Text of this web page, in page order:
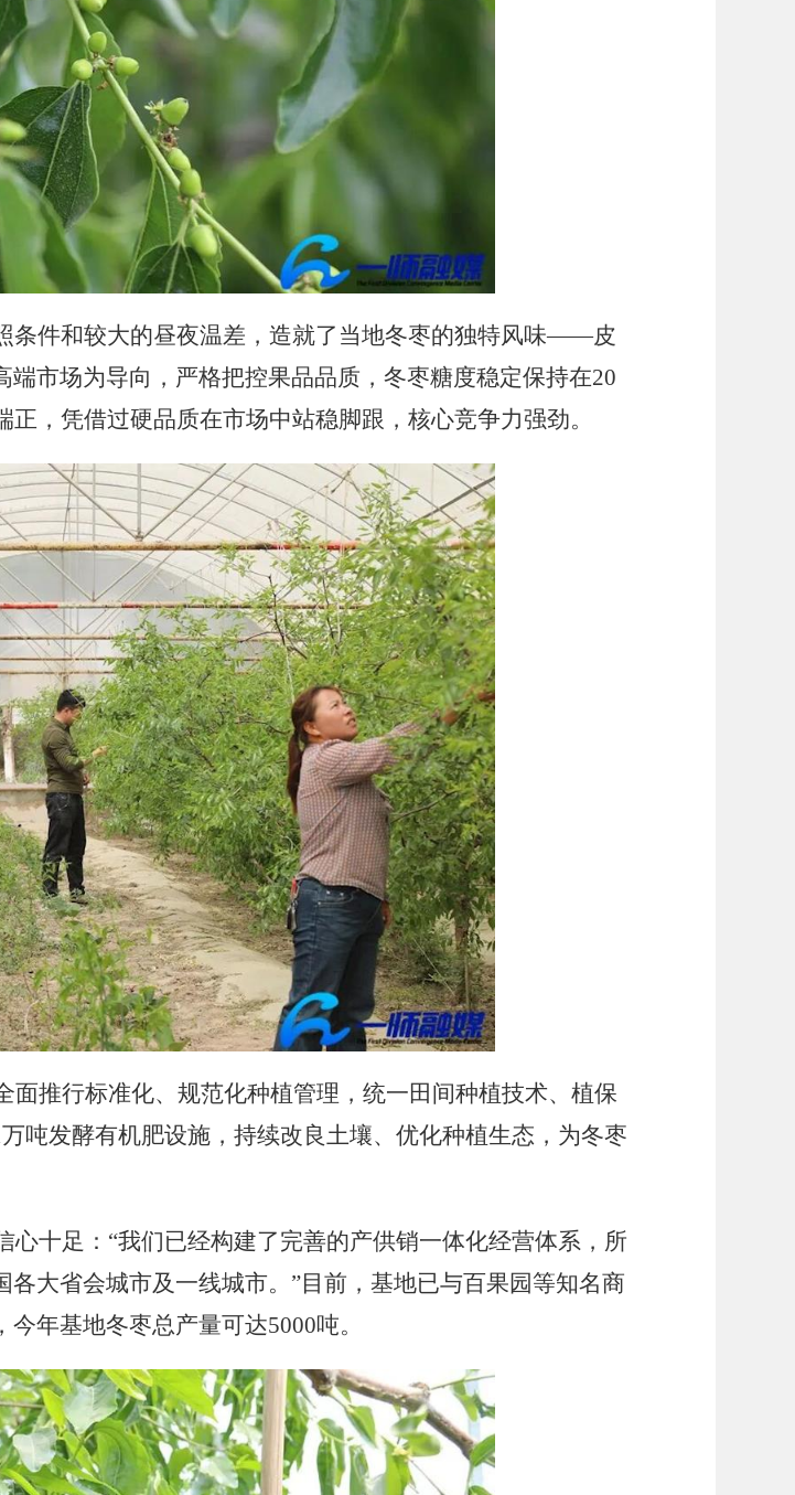
件和较大的昼夜温差，造就了当地冬枣的独特风味——皮
市场为导向，严格把控果品品质，冬枣糖度稳定保持在20
，凭借过硬品质在市场中站稳脚跟，核心竞争力强劲。
推行标准化、规范化种植管理，统一田间种植技术、植保
万吨发酵有机肥设施，持续改良土壤、优化种植生态，为冬枣
心十足： “我们已经构建了完善的产供销一体化经营体系，所
大省会城市及一线城市。”目前，基地已与百果园等知名商
年基地冬枣总产量可达5000吨。